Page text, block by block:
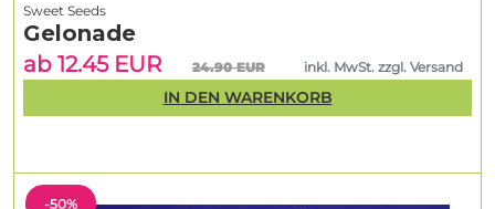
-50%
Sweet Seeds
Gelonade
ab 12.45 EUR
24.90 EUR inkl. MwSt. zzgl. Versand
IN DEN WARENKORB